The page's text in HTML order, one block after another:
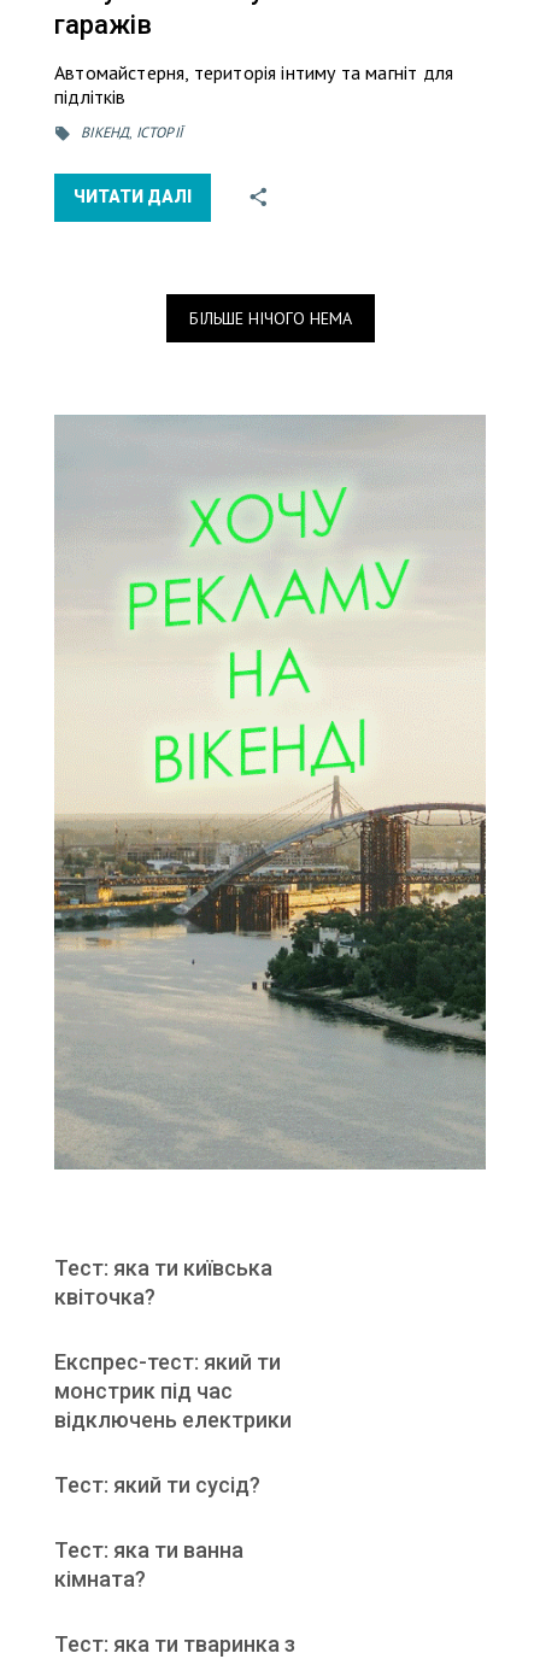
гаражів
Автомайстерня, територія інтиму та магніт для
підлітків
ВІКЕНД, ІСТОРІЇ
ЧИТАТИ ДАЛІ
БІЛЬШЕ НІЧОГО НЕМА
Тест: яка ти київська
квіточка?
Експрес-тест: який ти
монстрик під час
відключень електрики
Тест: який ти сусід?
Тест: яка ти ванна
кімната?
Тест: яка ти тваринка з